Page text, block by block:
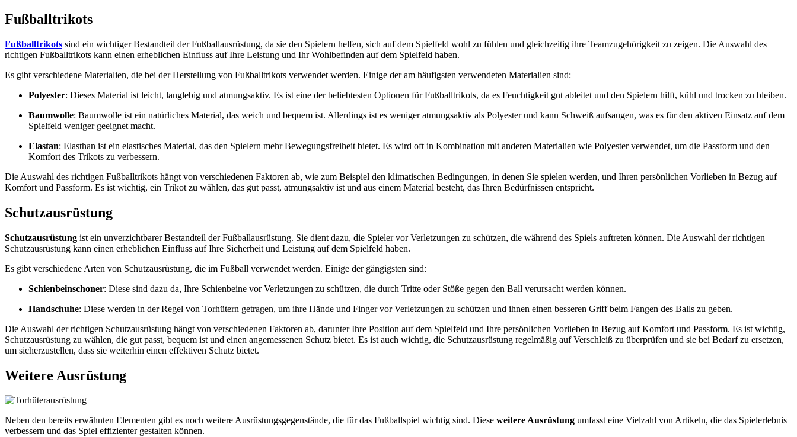
Fußballtrikots
Fußballtrikots sind ein wichtiger Bestandteil der Fußballausrüstung, da sie den Spielern helfen, sich auf dem Spielfeld wohl zu fühlen und gleichzeitig ihre Teamzugehörigkeit zu zeigen. Die Auswahl des
richtigen Fußballtrikots kann einen erheblichen Einfluss auf Ihre Leistung und Ihr Wohlbefinden auf dem Spielfeld haben.
Es gibt verschiedene Materialien, die bei der Herstellung von Fußballtrikots verwendet werden. Einige der am häufigsten verwendeten Materialien sind:
Polyester: Dieses Material ist leicht, langlebig und atmungsaktiv. Es ist eine der beliebtesten Optionen für Fußballtrikots, da es Feuchtigkeit gut ableitet und den Spielern hilft, kühl und trocken zu bleiben.
Baumwolle: Baumwolle ist ein natürliches Material, das weich und bequem ist. Allerdings ist es weniger atmungsaktiv als Polyester und kann Schweiß aufsaugen, was es für den aktiven Einsatz auf dem
Spielfeld weniger geeignet macht.
Elastan: Elasthan ist ein elastisches Material, das den Spielern mehr Bewegungsfreiheit bietet. Es wird oft in Kombination mit anderen Materialien wie Polyester verwendet, um die Passform und den
Komfort des Trikots zu verbessern.
Die Auswahl des richtigen Fußballtrikots hängt von verschiedenen Faktoren ab, wie zum Beispiel den klimatischen Bedingungen, in denen Sie spielen werden, und Ihren persönlichen Vorlieben in Bezug auf
Komfort und Passform. Es ist wichtig, ein Trikot zu wählen, das gut passt, atmungsaktiv ist und aus einem Material besteht, das Ihren Bedürfnissen entspricht.
Schutzausrüstung
Schutzausrüstung ist ein unverzichtbarer Bestandteil der Fußballausrüstung. Sie dient dazu, die Spieler vor Verletzungen zu schützen, die während des Spiels auftreten können. Die Auswahl der richtigen
Schutzausrüstung kann einen erheblichen Einfluss auf Ihre Sicherheit und Leistung auf dem Spielfeld haben.
Es gibt verschiedene Arten von Schutzausrüstung, die im Fußball verwendet werden. Einige der gängigsten sind:
Schienbeinschoner: Diese sind dazu da, Ihre Schienbeine vor Verletzungen zu schützen, die durch Tritte oder Stöße gegen den Ball verursacht werden können.
Handschuhe: Diese werden in der Regel von Torhütern getragen, um ihre Hände und Finger vor Verletzungen zu schützen und ihnen einen besseren Griff beim Fangen des Balls zu geben.
Die Auswahl der richtigen Schutzausrüstung hängt von verschiedenen Faktoren ab, darunter Ihre Position auf dem Spielfeld und Ihre persönlichen Vorlieben in Bezug auf Komfort und Passform. Es ist wichtig,
Schutzausrüstung zu wählen, die gut passt, bequem ist und einen angemessenen Schutz bietet. Es ist auch wichtig, die Schutzausrüstung regelmäßig auf Verschleiß zu überprüfen und sie bei Bedarf zu ersetzen,
um sicherzustellen, dass sie weiterhin einen effektiven Schutz bietet.
Weitere Ausrüstung
Neben den bereits erwähnten Elementen gibt es noch weitere Ausrüstungsgegenstände, die für das Fußballspiel wichtig sind. Diese weitere Ausrüstung umfasst eine Vielzahl von Artikeln, die das Spielerlebnis
verbessern und das Spiel effizienter gestalten können.